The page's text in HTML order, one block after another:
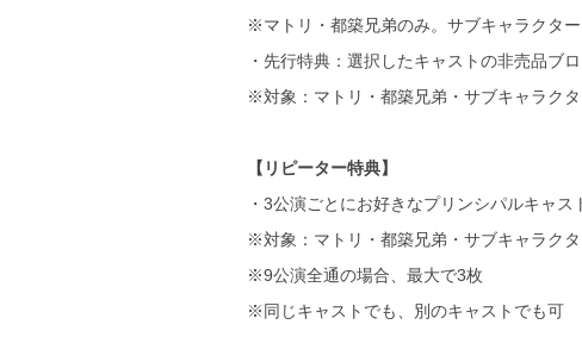
※マトリ・都築兄弟のみ。サブキャラクタ
・先行特典：選択したキャストの非売品ブ
※対象：マトリ・都築兄弟・サブキャラク
【リピーター特典】
・3公演ごとにお好きなプリンシパルキャ
※対象：マトリ・都築兄弟・サブキャラクタ
※9公演全通の場合、最大で3枚
※同じキャストでも、別のキャストでも可